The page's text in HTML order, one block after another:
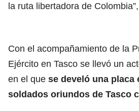
la ruta libertadora de
Con el acompañamiento de la
Ejército en Tasco se llevó un
en el que se develó una placa
soldados oriundos de Tasco